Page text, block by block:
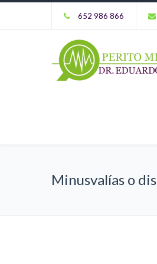
652 986 866
Minusvalías o